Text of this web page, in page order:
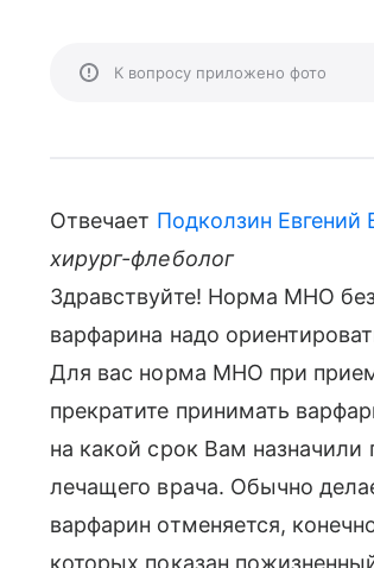
К вопросу приложено фото
Отвечает Подколзин Евгений
хирург-флеболог
Здравствуйте! Норма МНО
варфарина надо
Для вас норма МНО при
прекратите принимать
на какой срок Вам
лечащего врача. Обычно
варфарин отменяется,
которых показан